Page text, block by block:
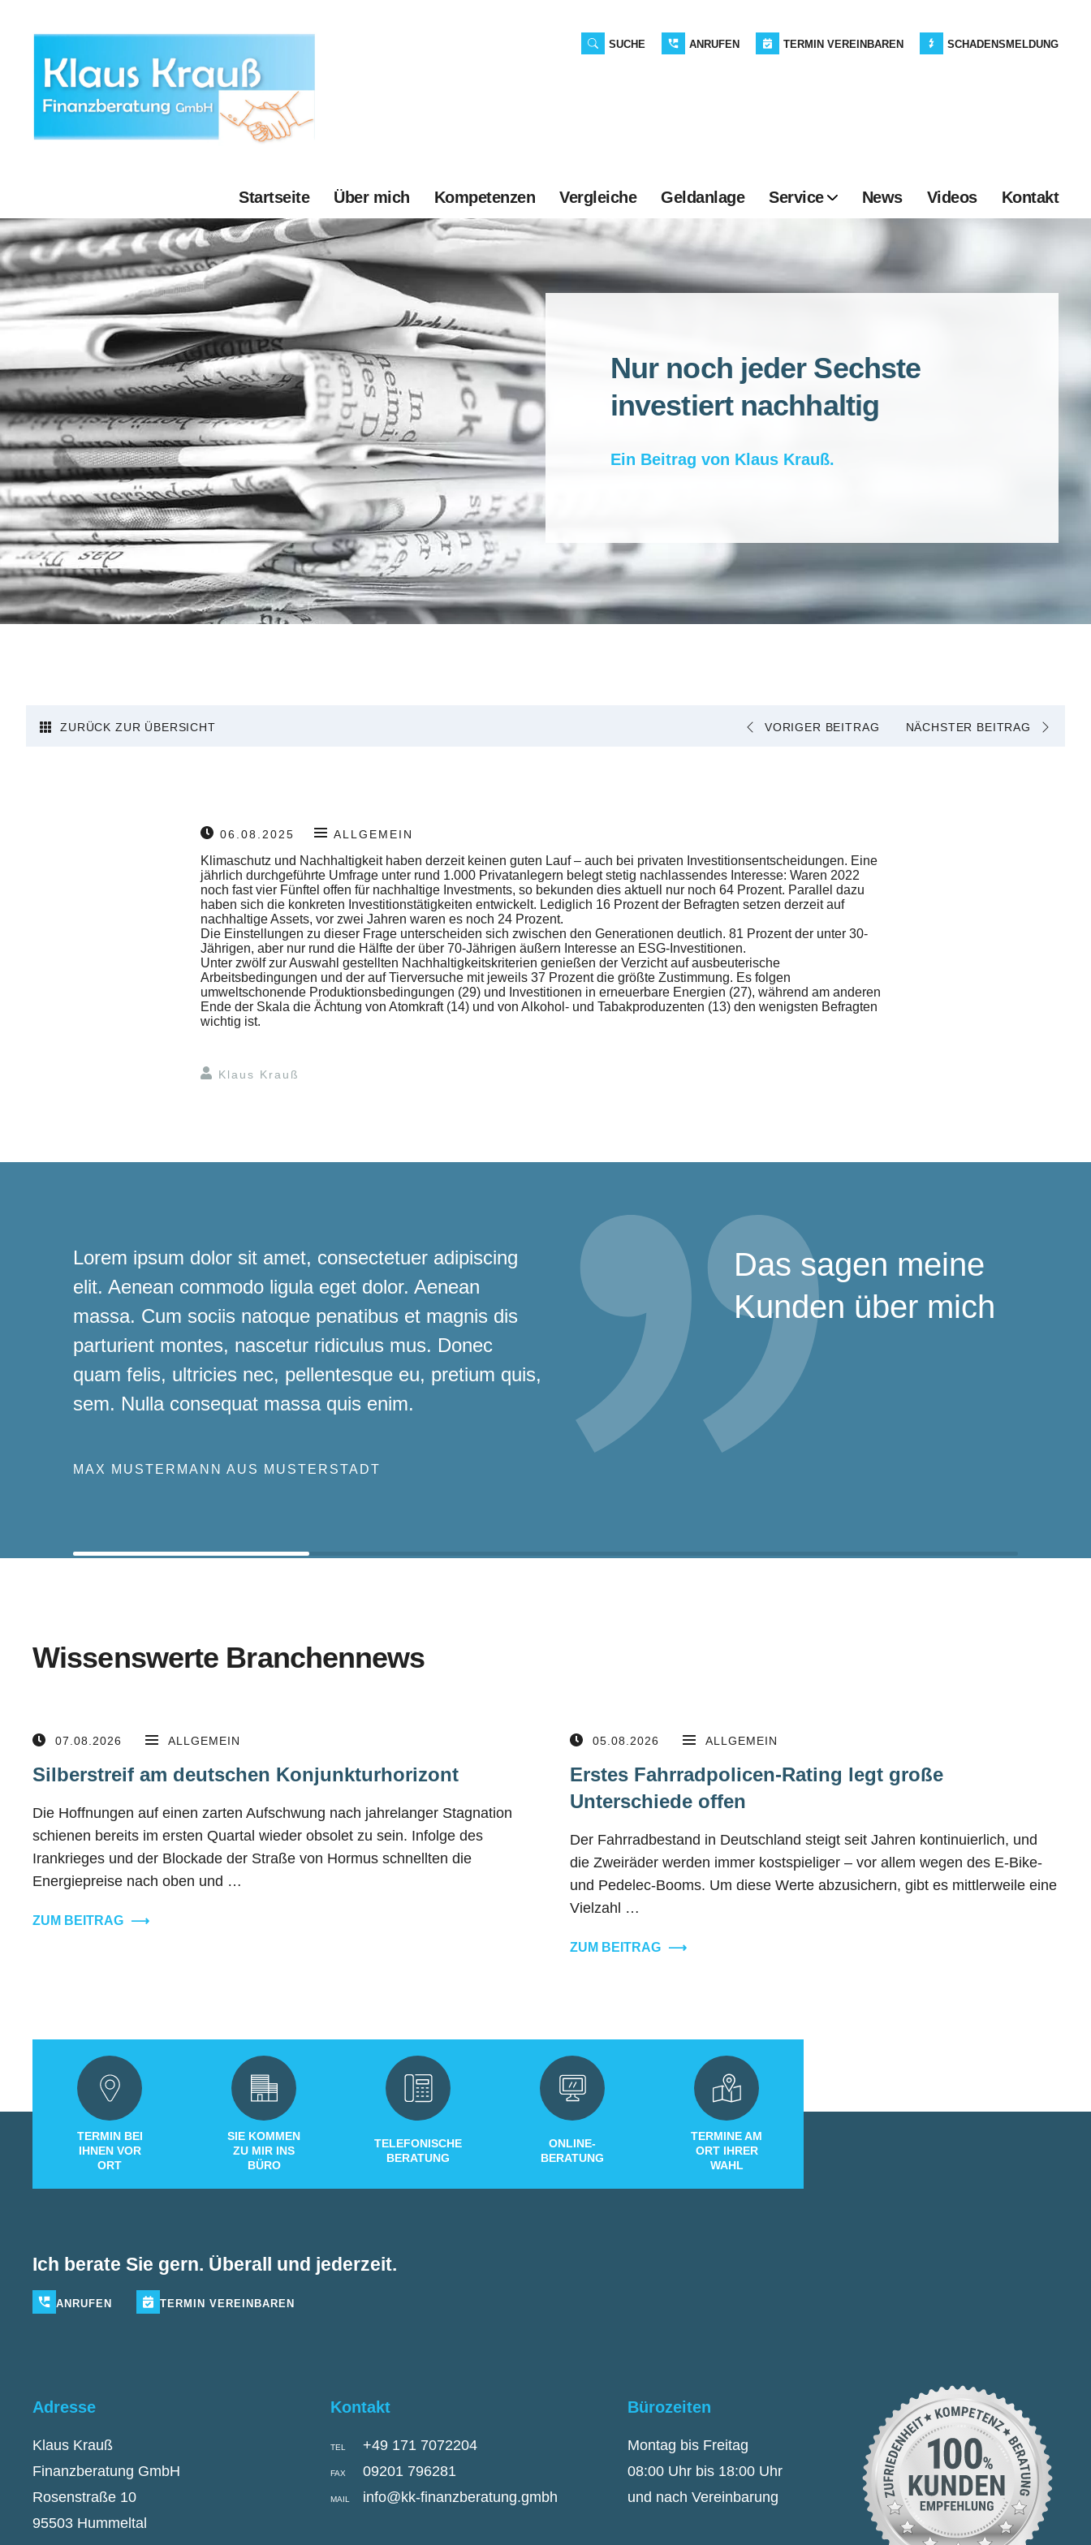
SUCHE ANRUFEN TERMIN VEREINBAREN SCHADENSMELDUNG
Startseite Über mich Kompetenzen Vergleiche Geldanlage Service News Videos Kontakt
Nur noch jeder Sechste
investiert nachhaltig
Ein Beitrag von Klaus Krauß.
ZURÜCK ZUR ÜBERSICHT VORIGER BEITRAG NÄCHSTER BEITRAG
06.08.2025 ALLGEMEIN
Klimaschutz und Nachhaltigkeit haben derzeit keinen guten Lauf – auch bei privaten Investitionsentscheidungen. Eine
jährlich durchgeführte Umfrage unter rund 1.000 Privatanlegern belegt stetig nachlassendes Interesse: Waren 2022
noch fast vier Fünftel offen für nachhaltige Investments, so bekunden dies aktuell nur noch 64 Prozent. Parallel dazu
haben sich die konkreten Investitionstätigkeiten entwickelt. Lediglich 16 Prozent der Befragten setzen derzeit auf
nachhaltige Assets, vor zwei Jahren waren es noch 24 Prozent.
Die Einstellungen zu dieser Frage unterscheiden sich zwischen den Generationen deutlich. 81 Prozent der unter 30-
Jährigen, aber nur rund die Hälfte der über 70-Jährigen äußern Interesse an ESG-Investitionen.
Unter zwölf zur Auswahl gestellten Nachhaltigkeitskriterien genießen der Verzicht auf ausbeuterische
Arbeitsbedingungen und der auf Tierversuche mit jeweils 37 Prozent die größte Zustimmung. Es folgen
umweltschonende Produktionsbedingungen (29) und Investitionen in erneuerbare Energien (27), während am anderen
Ende der Skala die Ächtung von Atomkraft (14) und von Alkohol- und Tabakproduzenten (13) den wenigsten Befragten
wichtig ist.
Klaus Krauß
Das sagen meine
Kunden über mich
Lorem ipsum dolor sit amet, consectetuer adipiscing
elit. Aenean commodo ligula eget dolor. Aenean
massa. Cum sociis natoque penatibus et magnis dis
parturient montes, nascetur ridiculus mus. Donec
quam felis, ultricies nec, pellentesque eu, pretium quis,
sem. Nulla consequat massa quis enim.
MAX MUSTERMANN AUS MUSTERSTADT
Wissenswerte Branchennews
07.08.2026 ALLGEMEIN
Silberstreif am deutschen Konjunkturhorizont
Die Hoffnungen auf einen zarten Aufschwung nach jahrelanger Stagnation
schienen bereits im ersten Quartal wieder obsolet zu sein. Infolge des
Irankrieges und der Blockade der Straße von Hormus schnellten die
Energiepreise nach oben und …
ZUM BEITRAG ⟶
05.08.2026 ALLGEMEIN
Erstes Fahrradpolicen-Rating legt große
Unterschiede offen
Der Fahrradbestand in Deutschland steigt seit Jahren kontinuierlich, und
die Zweiräder werden immer kostspieliger – vor allem wegen des E-Bike-
und Pedelec-Booms. Um diese Werte abzusichern, gibt es mittlerweile eine
Vielzahl …
ZUM BEITRAG ⟶
TERMIN BEI
IHNEN VOR
ORT
SIE KOMMEN
ZU MIR INS
BÜRO
TELEFONISCHE
BERATUNG
ONLINE-
BERATUNG
TERMINE AM
ORT IHRER
WAHL
Ich berate Sie gern. Überall und jederzeit.
ANRUFEN TERMIN VEREINBAREN
Adresse
Klaus Krauß
Finanzberatung GmbH
Rosenstraße 10
95503 Hummeltal
Kontakt
TEL +49 171 7072204
FAX 09201 796281
MAIL info@kk-finanzberatung.gmbh
Bürozeiten
Montag bis Freitag
08:00 Uhr bis 18:00 Uhr
und nach Vereinbarung